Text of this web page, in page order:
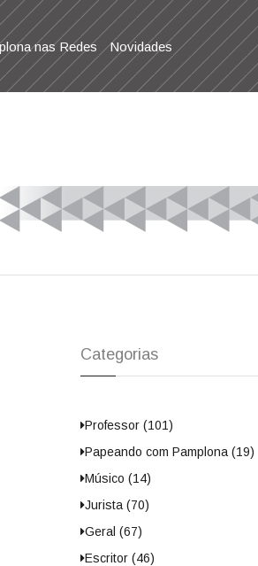
nas Redes Novidades
Categorias
Professor (101)
Papeando com Pamplona (19)
Músico (14)
Jurista (70)
Geral (67)
Escritor (46)